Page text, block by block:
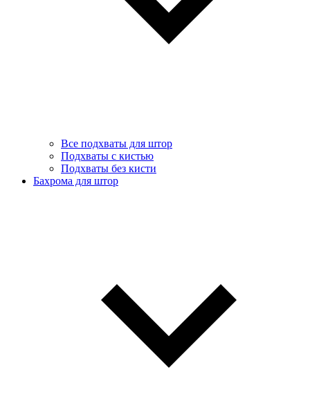
Все подхваты для штор
Подхваты с кистью
Подхваты без кисти
Бахрома для штор